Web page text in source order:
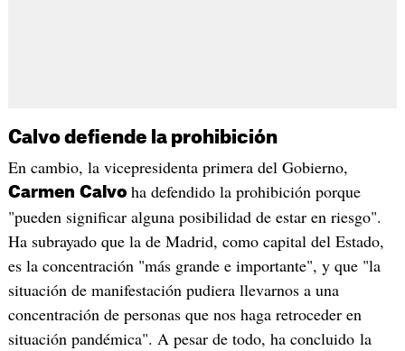
Calvo defiende la prohibición
En cambio, la vicepresidenta primera del Gobierno,
Carmen Calvo ha defendido la prohibición porque
"pueden significar alguna posibilidad de estar en riesgo".
Ha subrayado que la de Madrid, como capital del Estado,
es la concentración "más grande e importante", y que "la
situación de manifestación pudiera llevarnos a una
concentración de personas que nos haga retroceder en
situación pandémica". A pesar de todo, ha concluido la